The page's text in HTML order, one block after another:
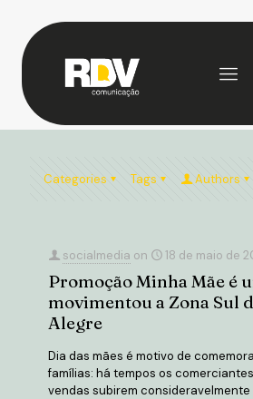
Redes
Home
Categories Tags Authors
socialmedia on 18 de maio de
Promoção Minha Mãe é
movimentou a Zona Sul
Alegre
Dia das mães é motivo de
famílias: há tempos os
vendas subirem consideravelmente